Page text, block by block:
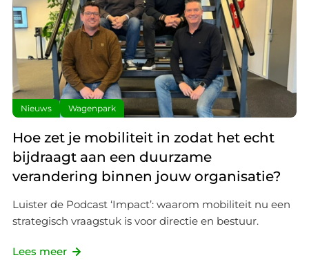
Nieuws Wagenpark
Hoe zet je mobiliteit in zodat het echt
bijdraagt aan een duurzame
verandering binnen jouw organisatie?
Luister de Podcast ‘Impact’: waarom mobiliteit nu een
strategisch vraagstuk is voor directie en bestuur.
Lees meer